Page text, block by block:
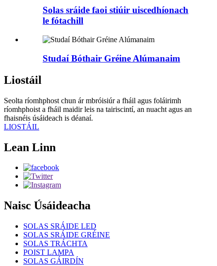
Solas sráide faoi stiúir uiscedhíonach
le fótachill
Studaí Bóthair Gréine Alúmanaim
Liostáil
Seolta ríomhphost chun ár mbróisiúr a fháil agus foláirimh
ríomhphoist a fháil maidir leis na tairiscintí, an nuacht agus an
fhaisnéis úsáideach is déanaí.
LIOSTÁIL
Lean Linn
Naisc Úsáideacha
SOLAS SRÁIDE LED
SOLAS SRÁIDE GRÉINE
SOLAS TRÁCHTA
POIST LAMPA
SOLAS GÁIRDÍN